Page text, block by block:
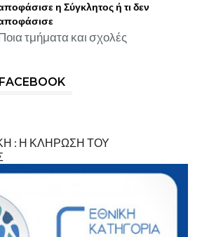
η Σύγκλητος ή τι δεν
τμήματα και σχολές
: Η ΚΛΗΡΩΣΗ ΤΟΥ